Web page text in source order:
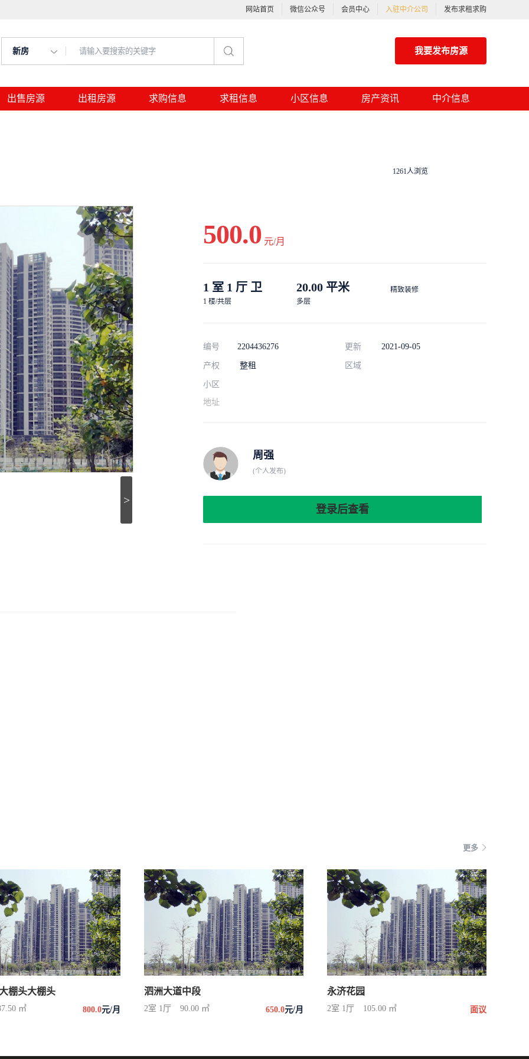
网站首页 微信公众号 会员中心 入驻中介公司 发布求租求购
新房 我要发布房源
出售房源 出租房源 求购信息 求租信息 小区信息 房产资讯 中介信息
1261人浏览
>
500.0 元/月
1 室 1 厅 卫
1 楼/共层
20.00 平米
多层
精致装修
编号 2204436276 更新 2021-09-05
产权 整租 区域
小区
地址
周强
(个人发布)
登录后查看
更多
棚头大棚头
㎡ 800.0元/月
泗洲大道中段
2室 1厅 90.00 ㎡ 650.0元/月
永济花园
2室 1厅 105.00 ㎡ 面议